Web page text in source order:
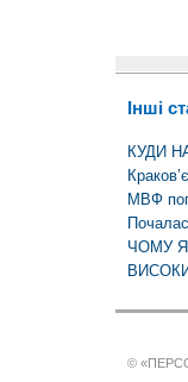
Інші
КУДИ
МВФ
ЧОМУ
©